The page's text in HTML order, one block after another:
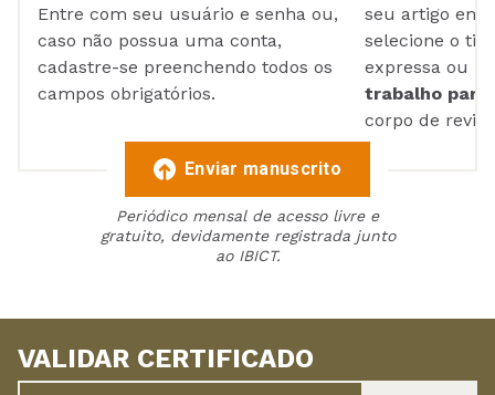
Entre com seu usuário e senha ou,
caso não possua uma conta,
cadastre-se preenchendo todos os
campos obrigatórios.
seu artigo em
selecione o
expressa ou
trabalho para
corpo de
Enviar manuscrito
Periódico mensal de acesso livre e
gratuito, devidamente registrada junto
ao IBICT.
VALIDAR CERTIFICADO